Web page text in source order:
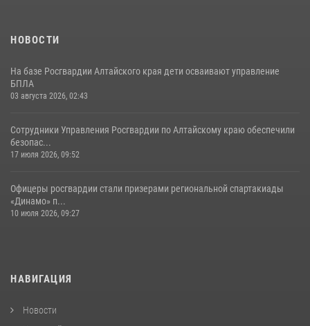
НОВОСТИ
На базе Росгвардии Алтайского края дети осваивают управление
БПЛА
03 августа 2026, 02:43
Сотрудники Управления Росгвардии по Алтайскому краю обеспечили
безопас...
17 июля 2026, 09:52
Офицеры росгвардии стали призерами региональной спартакиады
«Динамо» п...
10 июля 2026, 09:27
НАВИГАЦИЯ
Новости